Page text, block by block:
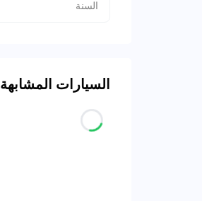
السنة
السيارات المشابهة